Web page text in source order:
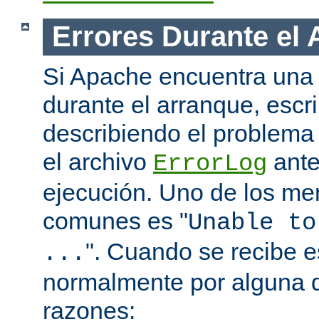
Errores Durante el
Si Apache encuentra
durante el arranque,
describiendo el
el archivo ErrorLog
ejecución. Uno de los
comunes es "Unable
... ". Cuando se recibe
normalmente por alguna
razones: